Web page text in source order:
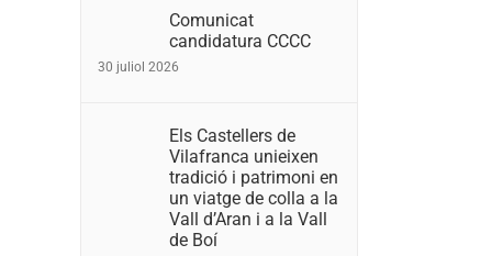
Comunicat
candidatura CCCC
30 juliol 2026
Els Castellers de
Vilafranca unieixen
tradició i patrimoni en
un viatge de colla a la
Vall d’Aran i a la Vall
de Boí